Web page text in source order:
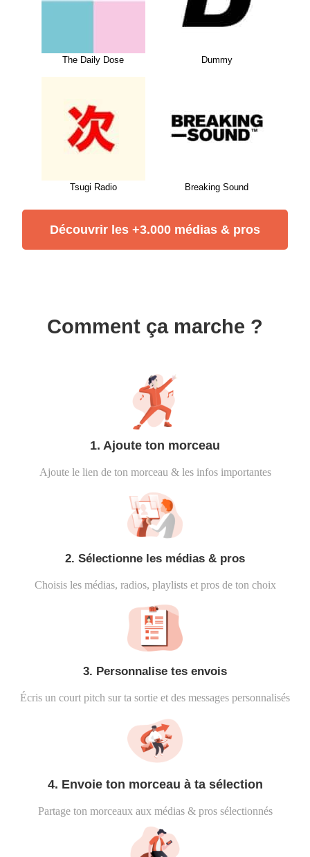
The Daily Dose Dummy
Tsugi Radio Breaking Sound
Découvrir les +3.000 médias & pros
Comment ça marche ?
1. Ajoute ton morceau
Ajoute le lien de ton morceau & les infos importantes
2. Sélectionne les médias & pros
Choisis les médias, radios, playlists et pros de ton choix
3. Personnalise tes envois
Écris un court pitch sur ta sortie et des messages personnalisés
4. Envoie ton morceau à ta sélection
Partage ton morceaux aux médias & pros sélectionnés